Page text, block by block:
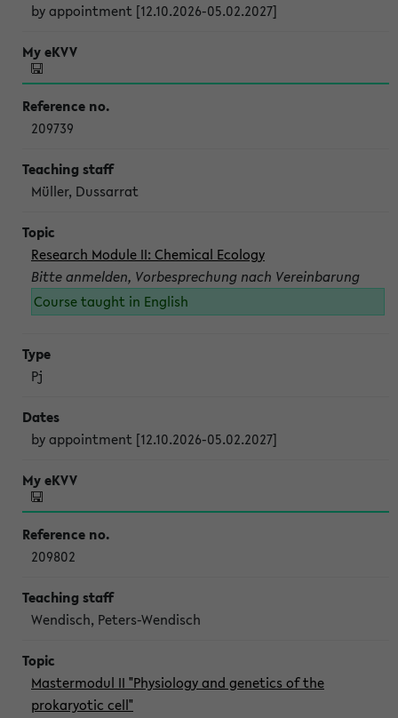
by appointment [12.10.2026-05.02.2027]
209739
Müller, Dussarrat
Research Module II: Chemical Ecology
Bitte anmelden, Vorbesprechung nach Vereinbarung
Course taught in English
Pj
by appointment [12.10.2026-05.02.2027]
209802
Wendisch, Peters-Wendisch
Mastermodul II "Physiology and genetics of the
prokaryotic cell"